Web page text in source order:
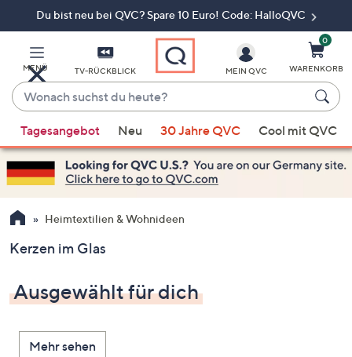
Du bist neu bei QVC? Spare 10 Euro! Code: HalloQVC
MENÜ TV-RÜCKBLICK
Wonach
suchst
du
heute?
Vorschläge
verfügbar
sind,
verwenden
Sie
Pfeiltasten
oben
und
nach
unten
MEIN QVC
0
WARENKORB
Tagesangebot Neu 30 Jahre QVC Cool mit QVC
Heimtextilien & Wohnideen
Kerzen im Glas
Ausgewählt für dich
Mehr sehen